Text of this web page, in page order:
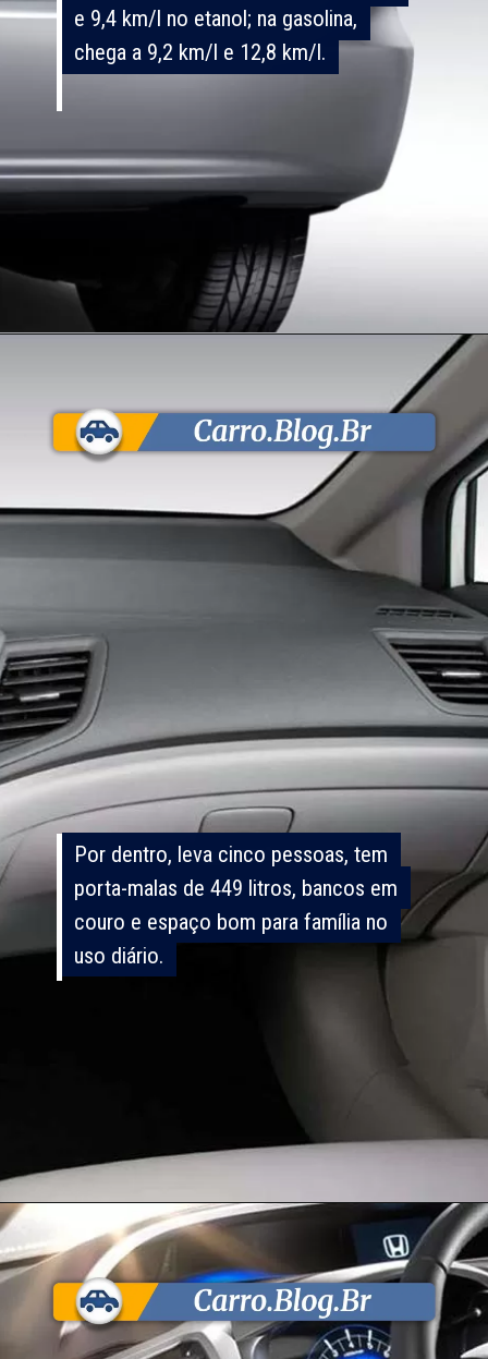
e 9,4 km/l no etanol; na gasolina,
chega a 9,2 km/l e 12,8 km/l.
e 9,4 km/l no etanol; na gasolina,
chega a 9,2 km/l e 12,8 km/l.
Por dentro, leva cinco pessoas, tem
porta-malas de 449 litros, bancos em
couro e espaço bom para família no
uso diário.
Por dentro, leva cinco pessoas, tem
porta-malas de 449 litros, bancos em
couro e espaço bom para família no
uso diário.